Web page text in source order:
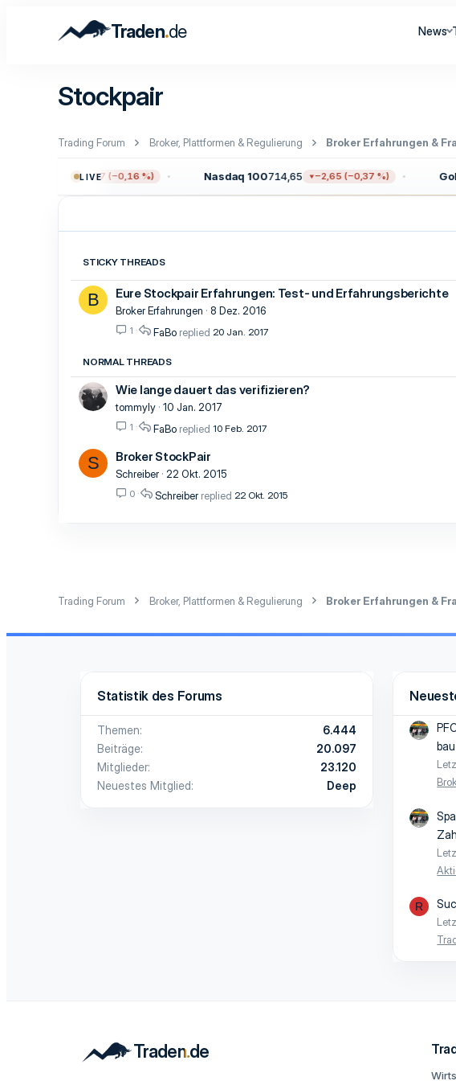
Traden.de News
Stockpair
Trading Forum Broker, Plattformen & Regulierung Broker Erfahrungen &
LIVE
−12,17 (−0,16 %) Nasdaq 100714,65 −2,65 (−0,37 %) Gold
STICKY THREADS
B Eure Stockpair Erfahrungen: Test- und Erfahrungsberichte
Broker Erfahrungen 8 Dez. 2016
1 20 Jan. 2017
FaBo
NORMAL THREADS
Wie lange dauert das verifizieren?
tommyly 10 Jan. 2017
1 10 Feb. 2017
FaBo
S Broker StockPair
Schreiber 22 Okt. 2015
0 22 Okt. 2015
Schreiber
Trading Forum Broker, Plattformen & Regulierung Broker Erfahrungen &
Statistik des Forums
Themen
6.444
Beiträge
20.097
Mitglieder
23.120
Neuestes Mitglied
Deep
R